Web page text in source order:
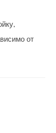
от